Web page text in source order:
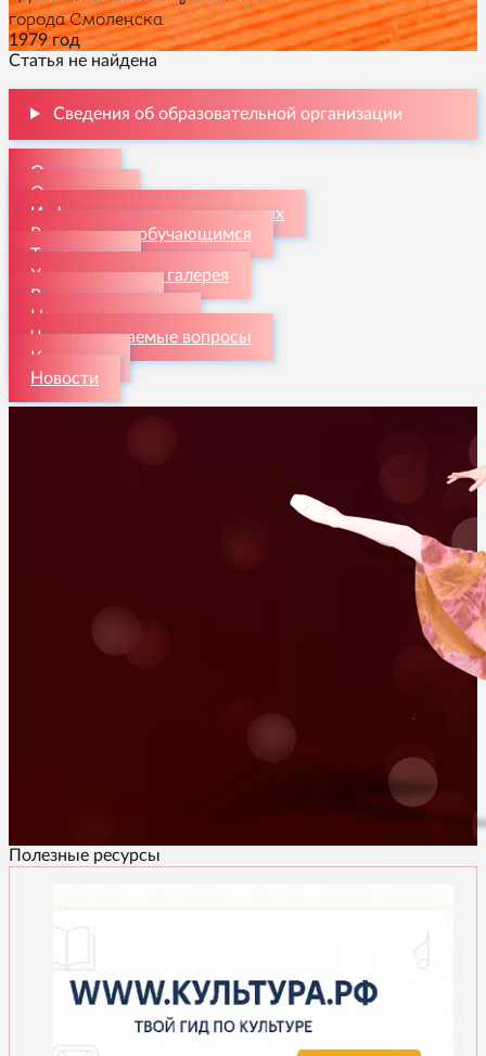
города Смоленска
1979 год
Статья не найдена
Сведения об образовательной организации
О школе
Отделения
Информация для поступающих
Родителям и обучающимся
Творчество
Художественная галерея
Видеогалерея
Наши достижения
Часто задаваемые вопросы
Контакты
Новости
Полезные ресурсы